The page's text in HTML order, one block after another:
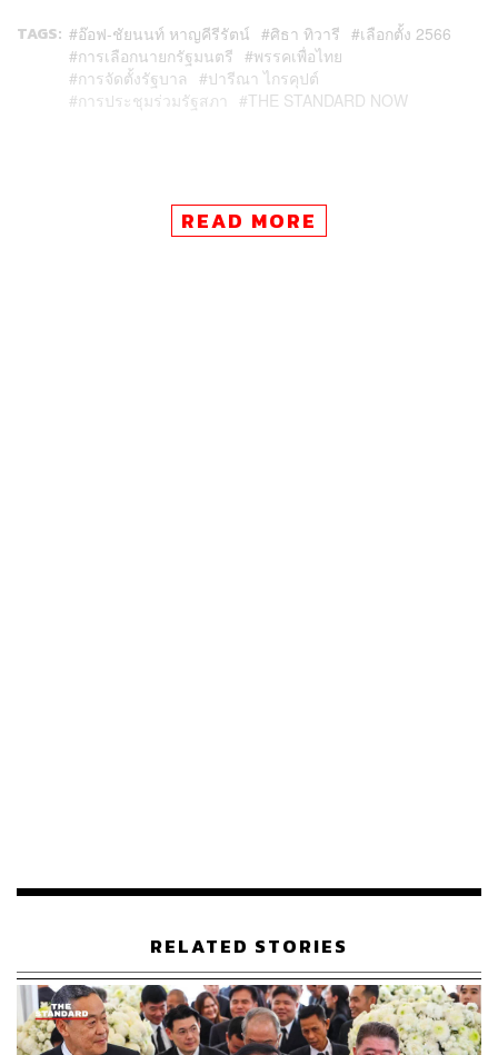
TAGS: อ๊อฟ-ชัยนนท์ หาญคีรีรัตน์ ศิธา ทิวารี
เลือกตั้ง 2566
การเลือกนายกรัฐมนตรี
พรรคเพื่อไทย
การจัดตั้งรัฐบาล
ปารีณา ไกรคุปต์
การประชุมร่วมรัฐสภา
THE STANDARD NOW
READ MORE
RELATED STORIES